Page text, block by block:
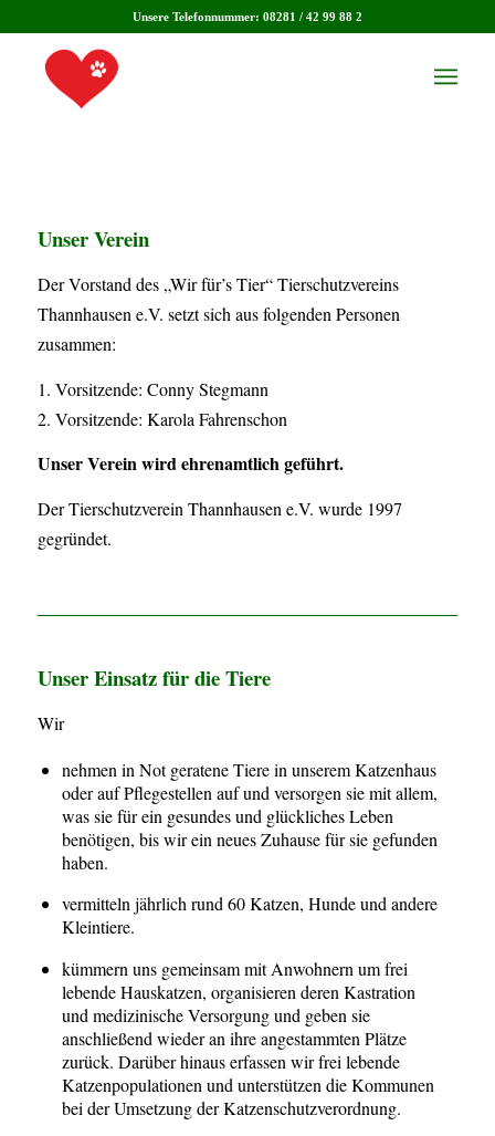
Unsere Telefonnummer: 08281 / 42 99 88 2
Unser Verein
Der Vorstand des „Wir für’s Tier“ Tierschutzvereins
Thannhausen e.V. setzt sich aus folgenden Personen
zusammen:
1. Vorsitzende: Conny Stegmann
2. Vorsitzende: Karola Fahrenschon
Unser Verein wird ehrenamtlich geführt.
Der Tierschutzverein Thannhausen e.V. wurde 1997
gegründet.
Unser Einsatz für die Tiere
Wir
nehmen in Not geratene Tiere in unserem Katzenhaus
oder auf Pflegestellen auf und versorgen sie mit allem,
was sie für ein gesundes und glückliches Leben
benötigen, bis wir ein neues Zuhause für sie gefunden
haben.
vermitteln jährlich rund 60 Katzen, Hunde und andere
Kleintiere.
kümmern uns gemeinsam mit Anwohnern um frei
lebende Hauskatzen, organisieren deren Kastration
und medizinische Versorgung und geben sie
anschließend wieder an ihre angestammten Plätze
zurück. Darüber hinaus erfassen wir frei lebende
Katzenpopulationen und unterstützen die Kommunen
bei der Umsetzung der Katzenschutzverordnung.